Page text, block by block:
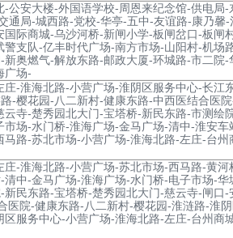
公安大楼-外国语学校-周恩来纪念馆-供电局-
通局-城西路-党校-华亭-五中-友谊路-康乃馨-
际商城-乌沙河桥-新闸小学-板闸岔口-板闸
支队-亿丰时代广场-南方市场-山阳村-机场
奥燃气-解放东路-邮政大厦-环城路-市二院-
广场-
-淮海北路-小营广场-淮阴区服务中心-长江
-樱花园-八二新村-健康东路-中西医结合医
寺-楚秀园北大门-宝塔桥-新民东路-市测绘
市场-水门桥-淮海广场-金马广场-清中-淮安车
马路-苏北市场-小营广场-淮海北路-左庄-台州
-淮海北路-小营广场-苏北市场-西马路-黄河
清中-金马广场-淮海广场-水门桥-电子市场-华
民东路-宝塔桥-楚秀园北大门-慈云寺-闸口-
医院-健康东路-八二新村-樱花园-淮涟路-淮
区服务中心-小营广场-淮海北路-左庄-台州商